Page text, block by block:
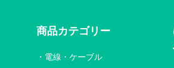
商品カテゴリー
電線・ケーブル